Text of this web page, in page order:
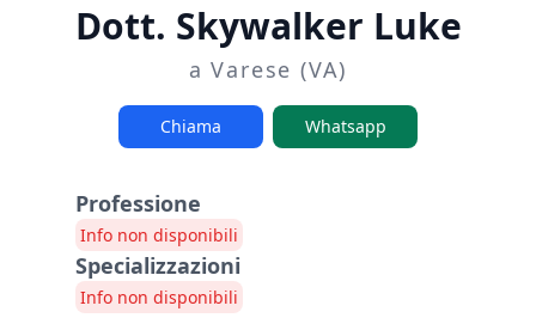
Dott. Skywalker Luke
a Varese (VA)
Chiama Whatsapp
Professione
Info non disponibili
Specializzazioni
Info non disponibili